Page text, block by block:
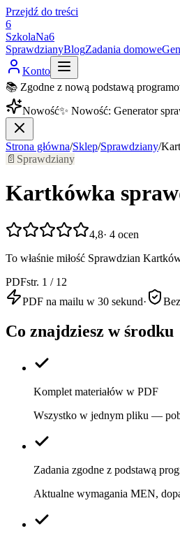
Przejdź do treści
6
SzkolaNa6
SprawdzianyBlogZadania domowe
Konto
📚 Zgodne z nową podstawą
Nowość✨ Nowość: Generator
Strona główna/Sklep/Sprawdziany/
📄 Sprawdziany
Kartkówka
4,8· 4 ocen
To właśnie miłość Sprawdzian
PDFstr. 1 / 12
PDF na mailu w 30 sekund·
Co znajdziesz w środku
Komplet materiałów w PDF
Wszystko w jednym pliku —
Zadania zgodne z podstawą
Aktualne wymagania MEN,